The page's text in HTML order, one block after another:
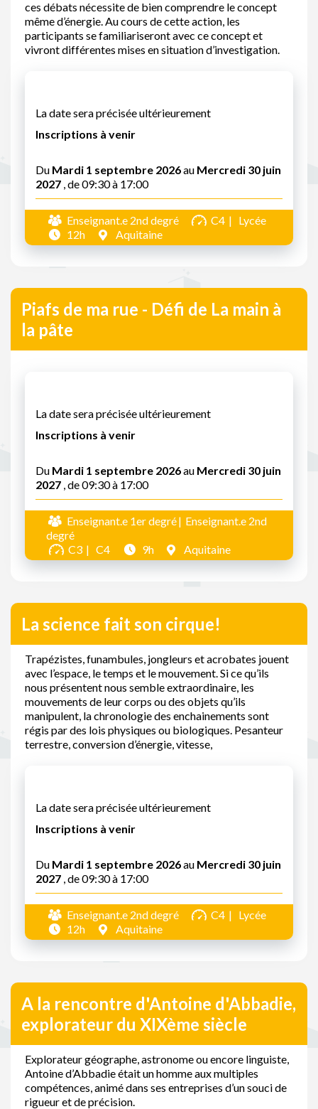
ces débats nécessite de bien comprendre le concept
même d’énergie. Au cours de cette action, les
participants se familiariseront avec ce concept et
vivront différentes mises en situation d’investigation.
La date sera précisée ultérieurement
Inscriptions à venir
Du Mardi 1 septembre 2026au Mercredi 30 juin
2027 , de 09:30 à 17:00
Enseignant.e 2nd degré C4
Lycée
12h
Aquitaine
Piafs de ma rue - Défi de La main à
la pâte
La date sera précisée ultérieurement
Inscriptions à venir
Du Mardi 1 septembre 2026au Mercredi 30 juin
2027 , de 09:30 à 17:00
Enseignant.e 1er degré
Enseignant.e 2nd
degré
C3
C4 9h Aquitaine
La science fait son cirque!
Trapézistes, funambules, jongleurs et acrobates jouent
avec l’espace, le temps et le mouvement. Si ce qu’ils
nous présentent nous semble extraordinaire, les
mouvements de leur corps ou des objets qu’ils
manipulent, la chronologie des enchainements sont
régis par des lois physiques ou biologiques. Pesanteur
terrestre, conversion d’énergie, vitesse,
La date sera précisée ultérieurement
Inscriptions à venir
Du Mardi 1 septembre 2026au Mercredi 30 juin
2027 , de 09:30 à 17:00
Enseignant.e 2nd degré C4
Lycée
12h
Aquitaine
A la rencontre d'Antoine d'Abbadie,
explorateur du XIXème siècle
Explorateur géographe, astronome ou encore linguiste,
Antoine d’Abbadie était un homme aux multiples
compétences, animé dans ses entreprises d’un souci de
rigueur et de précision.